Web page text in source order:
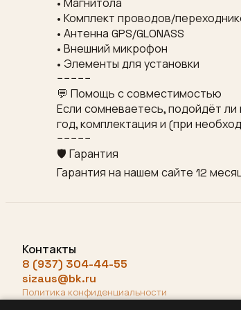
• Магнитола
• Комплект проводов/
• Антенна GPS/GLONASS
• Внешний микрофон
• Элементы для установки
−−−−−
💬 Помощь с совместимостью
Если сомневаетесь, подойдёт
год, комплектация и (при
−−−−−
🛡 Гарантия
Гарантия на нашем сайте 12
Контакты
8 (937) 304-44-55
sizaus@bk.ru
Политика конфиденциальности